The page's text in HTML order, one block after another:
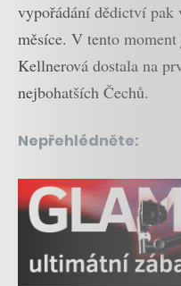
vypořádání dědictví pak
měsíce. V tento
Kellnerová dostala na
nejbohatších Čechů.
Nepřehlédněte: